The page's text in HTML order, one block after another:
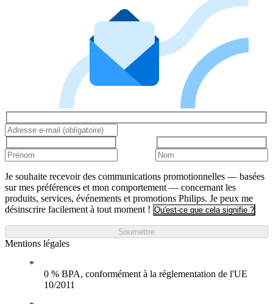
Je souhaite recevoir des communications promotionnelles — basées
sur mes préférences et mon comportement — concernant les
produits, services, événements et promotions Philips. Je peux me
désinscrire facilement à tout moment ! Qu'est-ce que cela signifie ?
Soumettre
Mentions légales
0 % BPA, conformément à la réglementation de l'UE
10/2011